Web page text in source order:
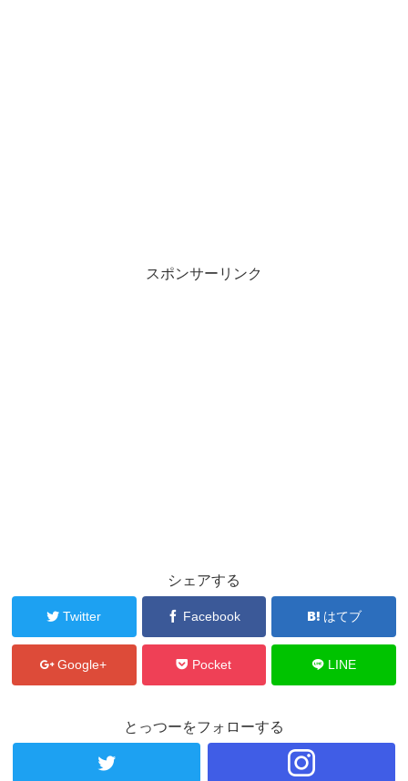
スポンサーリンク
シェアする
Twitter Facebook はてブ
Google+ Pocket LINE
とっつーをフォローする